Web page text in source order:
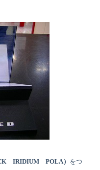
IRIDIUM POLA） をつ